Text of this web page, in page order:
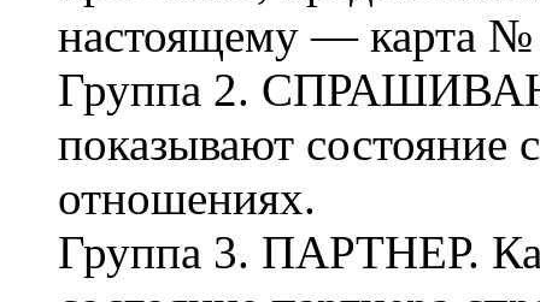
настоящему — карта
Группа 2.
показывают
отношениях.
Группа 3. ПАРТНЕР.